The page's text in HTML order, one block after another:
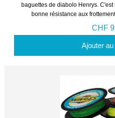
baguettes de diabolo Henrys.
bonne résistance aux
CHF
Ajouter